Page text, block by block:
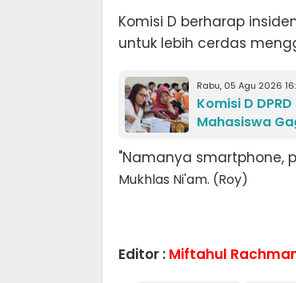
Komisi D berharap
untuk lebih cerdas
Rabu, 05 Agu 2026
Komisi D
Mahasiswa
"Namanya smartphone,
Mukhlas Ni'am. (Roy)
Editor : Miftahul